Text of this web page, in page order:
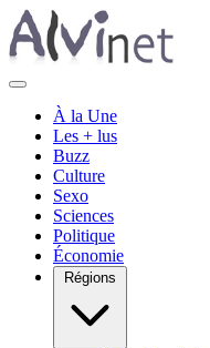
À la Une
Les + lus
Buzz
Culture
Sexo
Sciences
Politique
Économie
Régions